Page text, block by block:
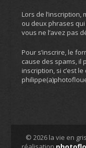
Lors de
ou deux phrases
vous ne l’avez pas
Pour s’inscrire, le
cause des spams, il
inscription, si c’est
© 2026 la vie en